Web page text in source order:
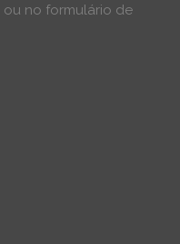
ou no formulário de